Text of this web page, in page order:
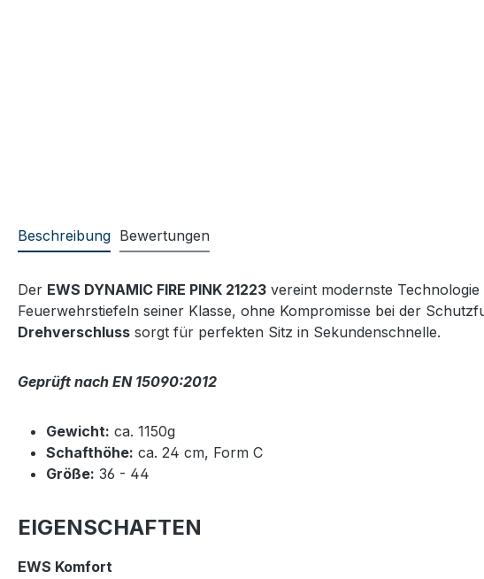
Beschreibung Bewertungen
Der EWS DYNAMIC FIRE PINK 21223 vereint modernste
Feuerwehrstiefeln seiner Klasse, ohne Kompromisse bei der
Drehverschluss sorgt für perfekten Sitz in Sekundenschnelle.
Geprüft nach EN 15090:2012
Gewicht: ca. 1150g
Schafthöhe: ca. 24 cm, Form C
Größe: 36 - 44
EIGENSCHAFTEN
EWS Komfort